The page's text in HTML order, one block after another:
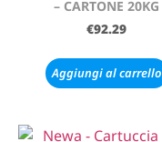
– CARTONE 20KG
€92.29
Aggiungi al carrello